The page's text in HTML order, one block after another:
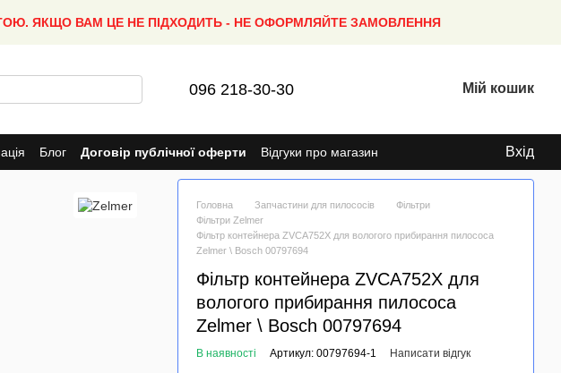
ЯКЩО ВАМ ЦЕ НЕ ПІДХОДИТЬ - НЕ ОФОРМЛЯЙТЕ ЗАМОВЛЕННЯ
096 218-30-30 Мій кошик
Блог Договір публічної оферти Відгуки про магазин Вхід
Головна Запчастини для пилососів
Фільтри
Фільтри Zelmer
Фільтр контейнера ZVCA752X для вологого прибирання пилососа
Zelmer \ Bosch 00797694
Фільтр контейнера ZVCA752X для
вологого прибирання пилососа
Zelmer \ Bosch 00797694
В наявності Артикул: 00797694-1 Написати відгук